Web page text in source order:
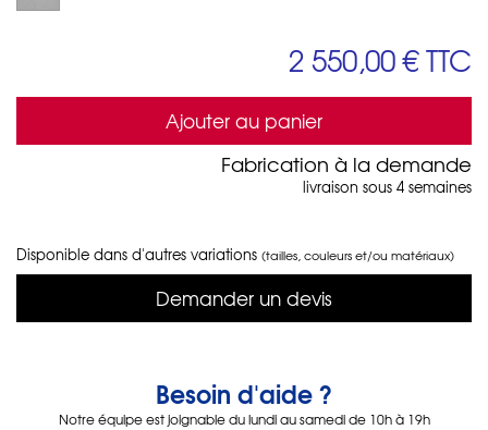
2 550,00 €TTC
Ajouter au panier
Fabrication à la demande
livraison sous 4 semaines
Disponible dans d'autres variations (tailles, couleurs et/ou matériaux)
Demander un devis
Besoin d'aide ?
Notre équipe est joignable du lundi au samedi de 10h à 19h